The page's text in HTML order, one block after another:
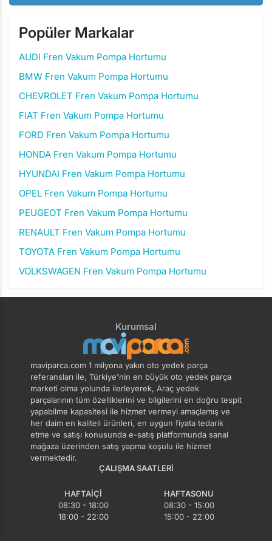
Popüler Markalar
AUDI Fren Vakum Pompa Hortumu
BMW Fren Vakum Pompa Hortumu
CHEVROLET Fren Vakum Pompa Hortumu
FIAT Fren Vakum Pompa Hortumu
FORD Fren Vakum Pompa Hortumu
HONDA Fren Vakum Pompa Hortumu
HYUNDAI Fren Vakum Pompa Hortumu
OPEL Fren Vakum Pompa Hortumu
PEUGEOT Fren Vakum Pompa Hortumu
RENAULT Fren Vakum Pompa Hortumu
TOYOTA Fren Vakum Pompa Hortumu
VOLKSWAGEN Fren Vakum Pompa Hortumu
Kurumsal
maviparca.com 1 milyona yakın oto yedek parça
referansları ile, Türkiye'nin en büyük oto yedek parça
marketi olma yolunda ilerleyerek, Araç yedek
parçalarının tüm özelliklerini ve bilgilerini en doğru tespit
yapabilme kapasitesi ile hizmet vermeyi amaçlamış ve
her daim en kaliteli ürünleri, en uygun fiyata tedarik
etme ve satışı konusunda e-satış platformunda sanal
mağaza üzerinden satış yapma koşulu ile hizmet
vermektedir.
ÇALIŞMA SAATLERI
HAFTAIÇI
08:30 - 18:00
18:00 - 22:00
HAFTASONU
08:30 - 15:00
15:00 - 22:00